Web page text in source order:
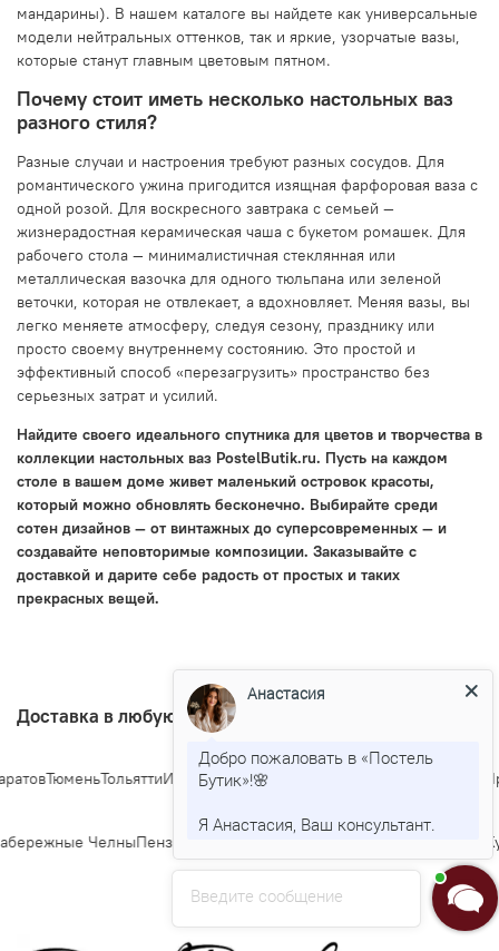
мандарины). В нашем каталоге вы найдете как универсальные
модели нейтральных оттенков, так и яркие, узорчатые вазы,
которые станут главным цветовым пятном.
Почему стоит иметь несколько настольных ваз
разного стиля?
Разные случаи и настроения требуют разных сосудов. Для
романтического ужина пригодится изящная фарфоровая ваза с
одной розой. Для воскресного завтрака с семьей —
жизнерадостная керамическая чаша с букетом ромашек. Для
рабочего стола — минималистичная стеклянная или
металлическая вазочка для одного тюльпана или зеленой
веточки, которая не отвлекает, а вдохновляет. Меняя вазы, вы
легко меняете атмосферу, следуя сезону, празднику или
просто своему внутреннему состоянию. Это простой и
эффективный способ «перезагрузить» пространство без
серьезных затрат и усилий.
Найдите своего идеального спутника для цветов и творчества в
коллекции настольных ваз PostelButik.ru. Пусть на каждом
столе в вашем доме живет маленький островок красоты,
который можно обновлять бесконечно. Выбирайте среди
сотен дизайнов — от винтажных до суперсовременных — и
создавайте неповторимые композиции. Заказывайте с
доставкой и дарите себе радость от простых и таких
прекрасных вещей.
Доставка в любую точку Росии
ТюменьТольяттиИжевск БарнаулУльяновск
ЧелныПензаЛипецк
Введите сообщение
Анастасия
Добро пожаловать в «Постель
Бутик»!🌸
Я Анастасия, Ваш консультант.